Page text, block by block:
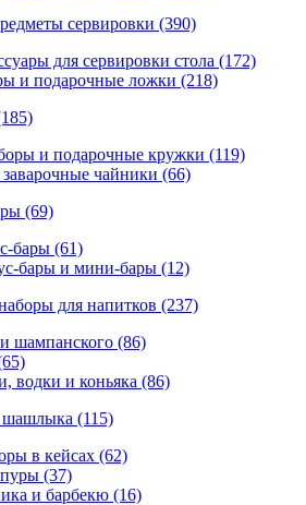
сервировки (390)
для сервировки стола (172)
и подарочные ложки (218)
и подарочные кружки (119)
чайники (66)
(69)
бары (61)
бары и мини-бары (12)
для напитков (237)
шампанского (86)
водки и коньяка (86)
шашлыка (115)
в кейсах (62)
(37)
и барбекю (16)